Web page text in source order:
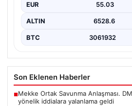
EUR 55.03
ALTIN 6528.6
BTC 3061932
Son Eklenen Haberler
■Mekke Ortak Savunma Anlaşması.
yönelik iddialara yalanlama geldi